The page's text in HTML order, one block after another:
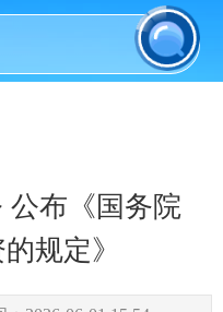
公布《国务院
规定》